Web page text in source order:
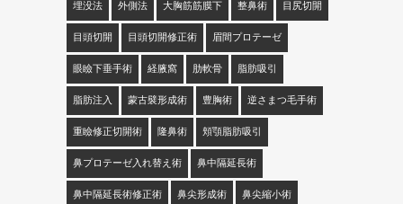
埋没法 外側法 大胸筋筋膜下 整鼻術 目尻切開
目頭切開 目頭切開修正術 眉間プロテーゼ
眼瞼下垂手術 経腋窩 肋軟骨 脂肪吸引
脂肪注入 蒙古襞形成術 豊胸術 逆さまつ毛手術
重瞼修正切開術 隆鼻術 頬顎脂肪吸引
鼻プロテーゼ入れ替え術 鼻中隔延長術
鼻中隔延長術修正術 鼻尖形成術 鼻尖縮小術